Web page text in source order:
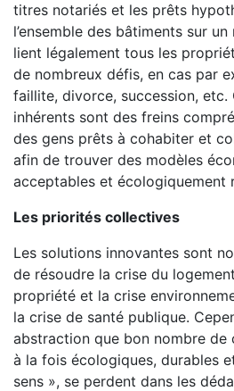
titres notariés et les prêts
l’ensemble des bâtiments sur
lient légalement tous les
de nombreux défis, en cas par
faillite, divorce, succession, etc.
inhérents sont des freins
des gens prêts à cohabiter et
afin de trouver des modèles
acceptables et écologiquement
Les priorités collectives
Les solutions innovantes sont
de résoudre la crise du
propriété et la crise
la crise de santé publique.
abstraction que bon nombre de
à la fois écologiques, durables
sens », se perdent dans les